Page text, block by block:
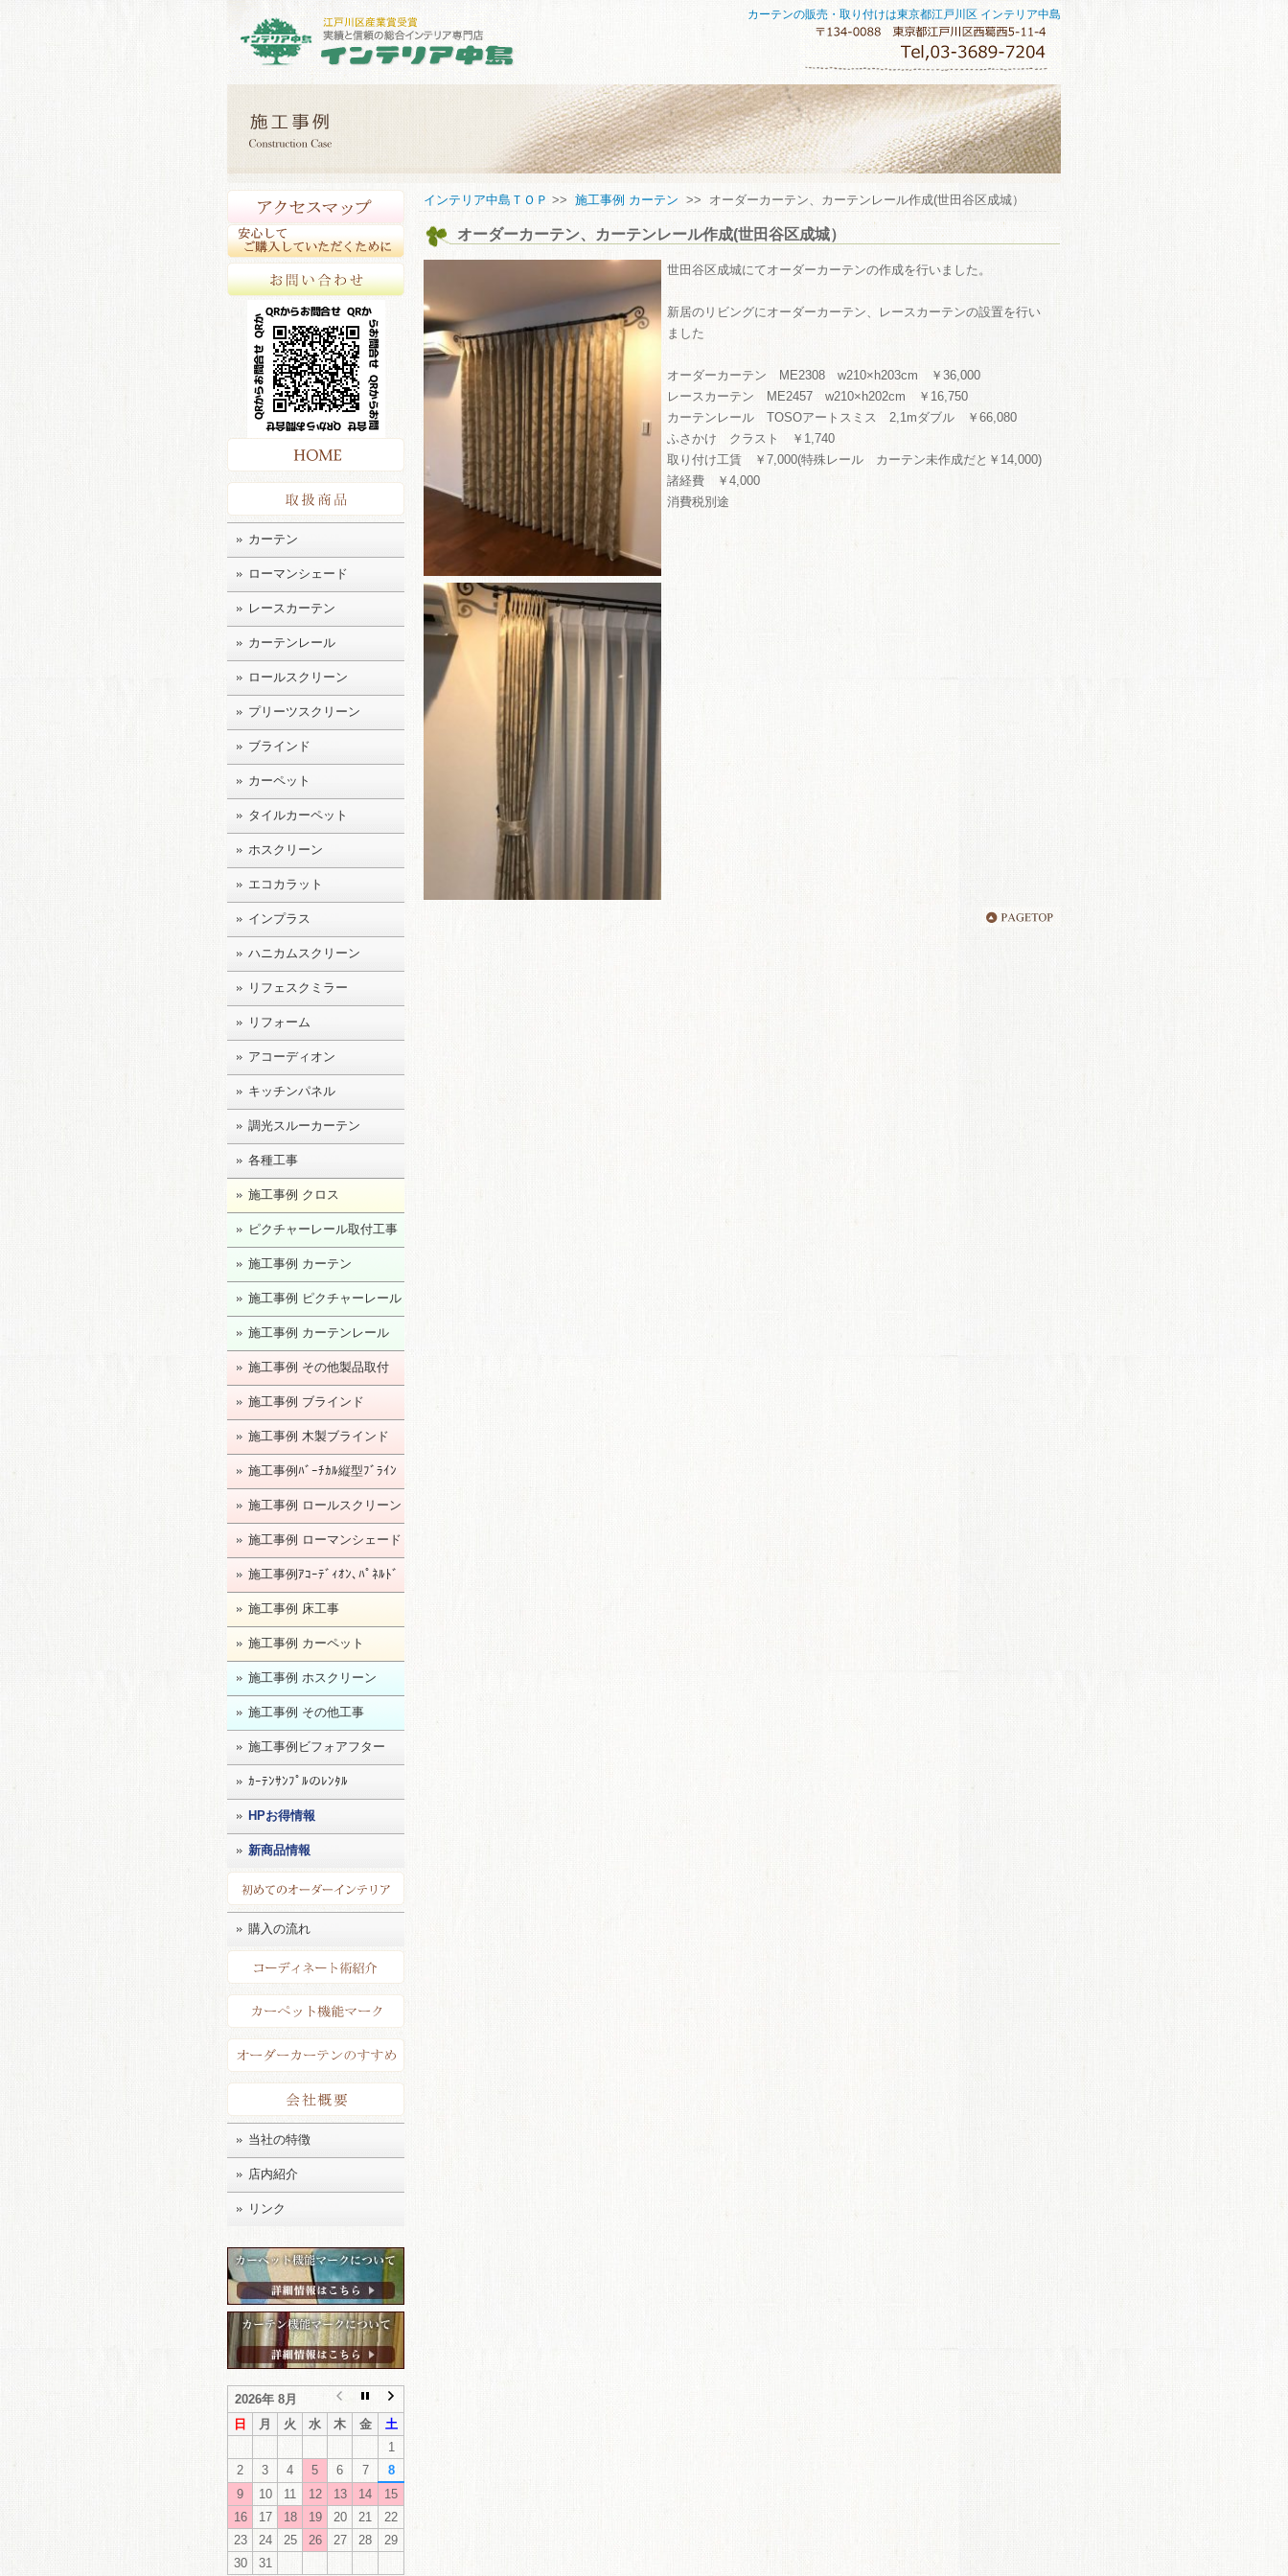
カーテンの販売・取り付けは東京都江戸川区 インテリア中島
アクセスマップ
安心してご購入していただくために
取扱商品
カーテン
ローマンシェード
レースカーテン
カーテンレール
ロールスクリーン
プリーツスクリーン
ブラインド
カーペット
タイルカーペット
ホスクリーン
エコカラット
インプラス
ハニカムスクリーン
リフェスクミラー
リフォーム
アコーディオン
キッチンパネル
調光スルーカーテン
各種工事
施工事例 クロス
ピクチャーレール取付工事
施工事例 カーテン
施工事例 ピクチャーレール
施工事例 カーテンレール
施工事例 その他製品取付
施工事例 ブラインド
施工事例 木製ブラインド
施工事例ﾊﾞｰﾁｶﾙ縦型ﾌﾞﾗｲﾝ
ﾄﾞ 施工事例 ロールスクリーン
施工事例 ローマンシェード
施工事例ｱｺｰﾃﾞｨｵﾝ､ﾊﾟﾈﾙﾄﾞ
施工事例 床工事
施工事例 カーペット
施工事例 ホスクリーン
施工事例 その他工事
施工事例ビフォアフター
ｶｰﾃﾝｻﾝﾌﾟﾙのﾚﾝﾀﾙ
HPお得情報
新商品情報
購入の流れ
当社の特徴
店内紹介
リンク
2026年 8月
日
月 火 水 木 金
土
1
2
3 4 5 6 7
8
9
10 11 12 13 14
15
16
17 18 19 20 21
22
23
24 25 26 27 28
29
30
31
インテリア中島ＴＯＰ >> 施工事例 カーテン >> オーダーカーテン、カーテンレール作成(世田谷区成城）
オーダーカーテン、カーテンレール作成(世田谷区成城）
世田谷区成城にてオーダーカーテンの作成を行いました。
新居のリビングにオーダーカーテン、レースカーテンの設置を行い
ました
オーダーカーテン ME2308 w210×h203cm ￥36,000
レースカーテン ME2457 w210×h202cm ￥16,750
カーテンレール TOSOアートスミス 2,1mダブル ￥66,080
ふさかけ クラスト ￥1,740
取り付け工賃 ￥7,000(特殊レール カーテン未作成だと￥14,000)
諸経費 ￥4,000
消費税別途